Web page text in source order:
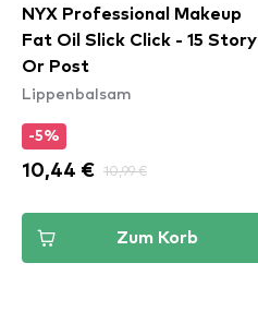
NYX Professional Makeup
Fat Oil Slick Click - 15 Story
Or Post
Lippenbalsam
-5%
10,44 € 10,99 €
Zum Korb